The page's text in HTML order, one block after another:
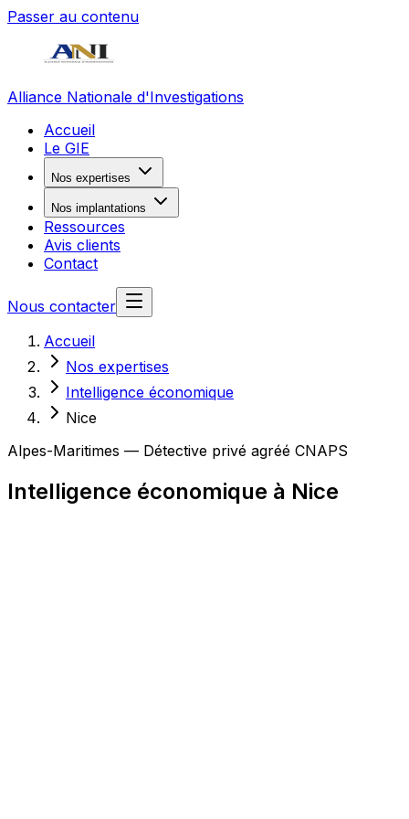
Passer au contenu
Alliance Nationale d'Investigations
Accueil
Le GIE
Nos expertises
Nos implantations
Ressources
Avis clients
Contact
Nous contacter
Accueil
Nos expertises
Intelligence économique
Nice
Alpes-Maritimes — Détective privé agréé CNAPS
Intelligence économique à Nice